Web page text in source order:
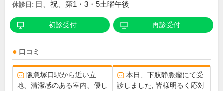
休診日: 日、祝、第1・3・5土曜午後
初診受付 再診受付
口コミ
阪急塚口駅から近い立
地、清潔感のある室内、優し
本日、下肢静脈瘤にて受
診しました, 皆様明るく応対